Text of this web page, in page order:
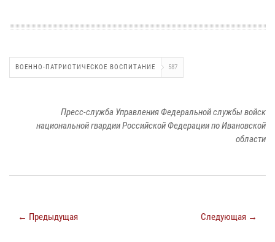
ВОЕННО-ПАТРИОТИЧЕСКОЕ ВОСПИТАНИЕ 587
Пресс-служба Управления Федеральной службы войск
национальной гвардии Российской Федерации по Ивановской
области
← Предыдущая Следующая →